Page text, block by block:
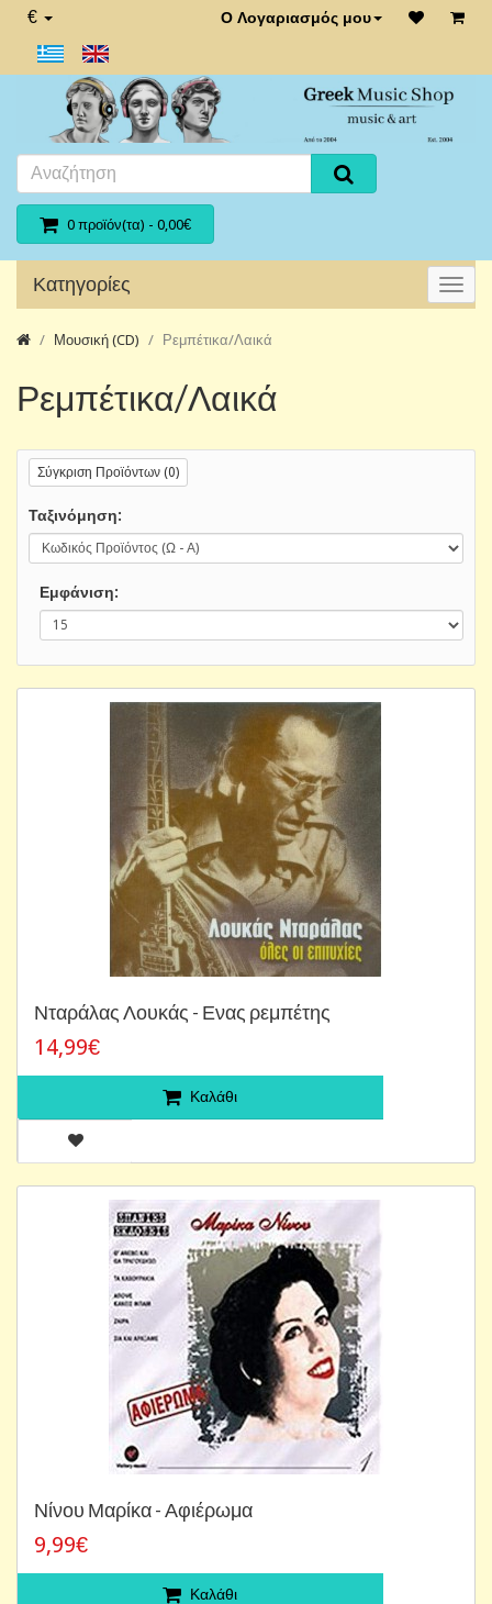
€ Ο Λογαριασμός μου
0 προϊόν(τα) - 0,00€
Κατηγορίες
Μουσική (CD) Ρεμπέτικα/Λαικά
Ρεμπέτικα/Λαικά
Σύγκριση Προϊόντων (0)
Ταξινόμηση:
Εμφάνιση:
Νταράλας Λουκάς - Ενας ρεμπέτης
14,99€
Καλάθι
Νίνου Μαρίκα - Αφιέρωμα
9,99€
Καλάθι